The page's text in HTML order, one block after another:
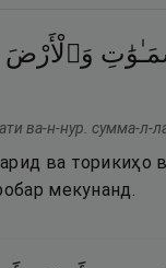
وَٱلْأَرْضَ
ва-н-нур. сумма-л-
ва торикиҳо
мекунанд.